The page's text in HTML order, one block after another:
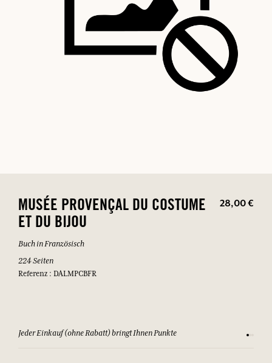
MUSÉE PROVENÇAL DU COSTUME
ET DU BIJOU
28,00 €
Buch in Französisch
224 Seiten
Referenz : DALMPCBFR
Jeder Einkauf (ohne Rabatt) bringt Ihnen Punkte Sehen